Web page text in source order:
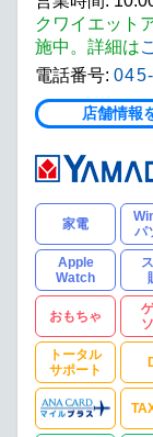
クワイエット
施中。詳細は
電話番号:
店舗情報
家電
パ
Apple
Watch
おもちゃ
トータル
サポート